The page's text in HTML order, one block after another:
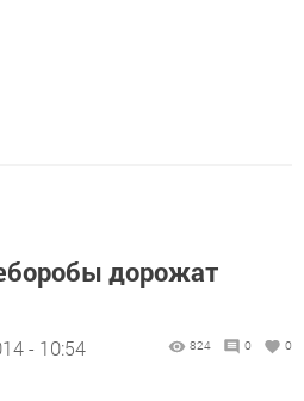
дорожат
- 10:54 824 0 0